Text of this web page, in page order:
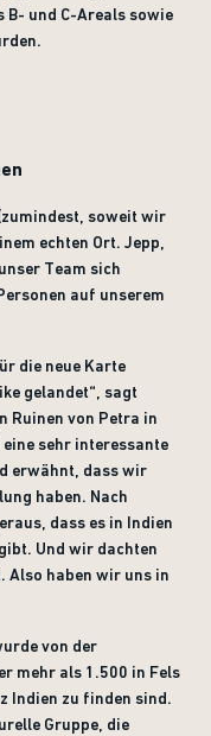
B- und C-Areals sowie
soweit wir
echten Ort. Jepp,
Team sich
auf unserem
die neue Karte
gelandet“, sagt
Ruinen von Petra in
sehr interessante
erwähnt, dass wir
haben. Nach
dass es in Indien
Und wir dachten
Also haben wir uns in
von der
mehr als 1.500 in Fels
Indien zu finden sind.
Gruppe, die